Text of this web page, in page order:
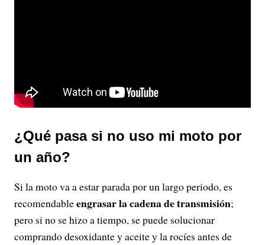
¿Qué pasa si no uso mi moto por
un año?
Si la moto va a estar parada por un largo periodo, es
recomendableengrasar la cadena de transmisión;
pero si no se hizo a tiempo, se puede solucionar
comprando desoxidante y aceite y la rocíes antes de